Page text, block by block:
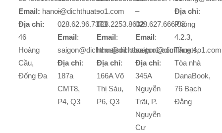
Email: hanoi@dichthuatso1.com
Địa chỉ:
46
Hoàng
Cầu,
Đống Đa
–
028.62.96.7373
Email:
saigon@dichthuatso1.com
Địa chỉ:
187a
CMT8,
P4, Q3
–
028.2253.8602
Email:
hcm@dichthuatso1.com
Địa chỉ:
166A Võ
Thị Sáu,
P6, Q3
–
028.627.666.03
Email:
saigon@dichthuatso1.com
Địa chỉ:
345A
Nguyễn
Trãi, P.
Nguyễn
Cư
Địa chỉ:
Phòng
4.2.3,
Tầng 4,
Tòa nhà
DanaBook,
76 Bạch
Đằng